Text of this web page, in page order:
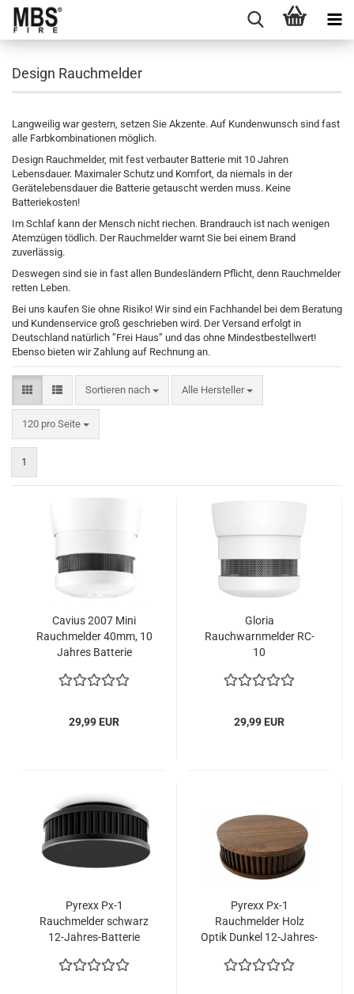
Design Rauchmelder
Langweilig war gestern, setzen Sie Akzente. Auf Kundenwunsch sind fast
alle Farbkombinationen möglich.
Design Rauchmelder, mit fest verbauter Batterie mit 10 Jahren
Lebensdauer. Maximaler Schutz und Komfort, da niemals in der
Gerätelebensdauer die Batterie getauscht werden muss. Keine
Batteriekosten!
Im Schlaf kann der Mensch nicht riechen. Brandrauch ist nach wenigen
Atemzügen tödlich. Der Rauchmelder warnt Sie bei einem Brand
zuverlässig.
Deswegen sind sie in fast allen Bundesländern Pflicht, denn Rauchmelder
retten Leben.
Bei uns kaufen Sie ohne Risiko! Wir sind ein Fachhandel bei dem Beratung
und Kundenservice groß geschrieben wird. Der Versand erfolgt in
Deutschland natürlich ”Frei Haus” und das ohne Mindestbestellwert!
Ebenso bieten wir Zahlung auf Rechnung an.
Sortieren nach
Sortieren nach Alle Hersteller
120 pro Seite
pro Seite
1
Cavius 2007 Mini
Rauchmelder 40mm, 10
Jahres Batterie
29,99 EUR
Gloria
Rauchwarnmelder RC-
10
29,99 EUR
Pyrexx Px-1
Rauchmelder schwarz
12-Jahres-Batterie
Pyrexx Px-1
Rauchmelder Holz
Optik Dunkel 12-Jahres-